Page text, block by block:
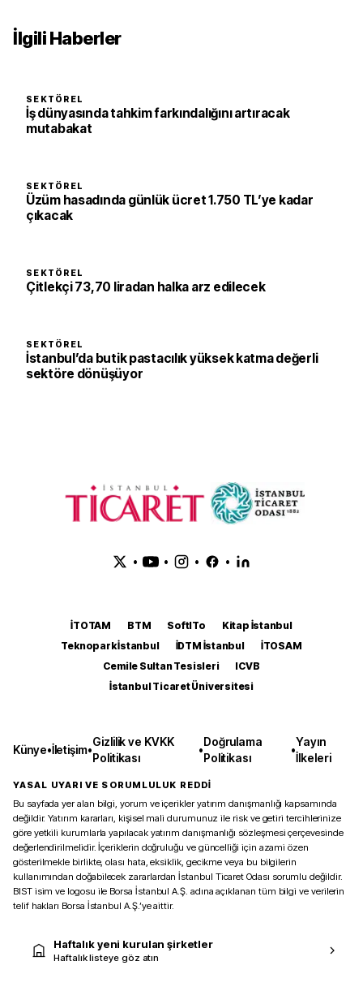
İlgili Haberler
SEKTÖREL
İş dünyasında tahkim farkındalığını artıracak
mutabakat
SEKTÖREL
Üzüm hasadında günlük ücret 1.750 TL’ye kadar
çıkacak
SEKTÖREL
Çitlekçi 73,70 liradan halka arz edilecek
SEKTÖREL
İstanbul’da butik pastacılık yüksek katma değerli
sektöre dönüşüyor
• • • •
İTOTAM BTM SoftITo
Kitap İstanbul
Teknopark İstanbul
İDTM İstanbul
İTOSAM
Cemile Sultan Tesisleri
ICVB
İstanbul Ticaret Üniversitesi
Künye•İletişim•
Gizlilik ve KVKK
Politikası
•
Doğrulama
Politikası
•
Yayın
İlkeleri
YASAL UYARI VE SORUMLULUK REDDİ
Bu sayfada yer alan bilgi, yorum ve içerikler yatırım danışmanlığı kapsamında
değildir. Yatırım kararları, kişisel mali durumunuz ile risk ve getiri tercihlerinize
göre yetkili kurumlarla yapılacak yatırım danışmanlığı sözleşmesi çerçevesinde
değerlendirilmelidir. İçeriklerin doğruluğu ve güncelliği için azami özen
gösterilmekle birlikte, olası hata, eksiklik, gecikme veya bu bilgilerin
kullanımından doğabilecek zararlardan İstanbul Ticaret Odası sorumlu değildir.
BIST isim ve logosu ile Borsa İstanbul A.Ş. adına açıklanan tüm bilgi ve verilerin
telif hakları Borsa İstanbul A.Ş.’ye aittir.
Haftalık yeni kurulan şirketler
Haftalık listeye göz atın